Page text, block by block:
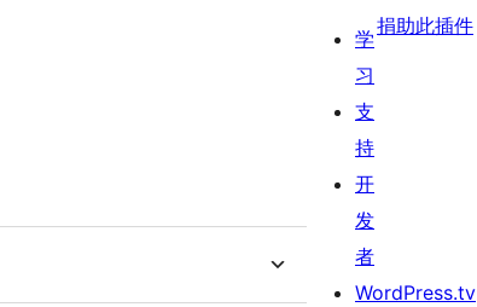
捐助此插件
学
习
支
持
开
发
者
WordPress.tv